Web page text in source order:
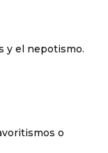
y el nepotismo.
o